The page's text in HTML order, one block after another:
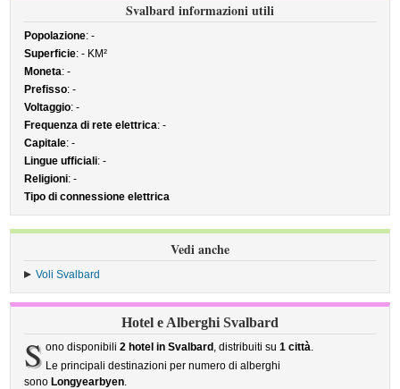
Svalbard informazioni utili
Popolazione: -
Superficie: - KM²
Moneta: -
Prefisso: -
Voltaggio: -
Frequenza di rete elettrica: -
Capitale: -
Lingue ufficiali: -
Religioni: -
Tipo di connessione elettrica
Vedi anche
Voli Svalbard
Hotel e Alberghi Svalbard
S ono disponibili 2 hotel in Svalbard , distribuiti su 1 città.
Le principali destinazioni per numero di alberghi
sono Longyearbyen.